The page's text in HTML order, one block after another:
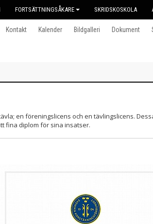
FORTSÄTTNINGSÅKARE SKRIDSKOSKOLA
Kontakt Kalender Bildgalleri Dokument
en föreningslicens och en tävlingslicens.
fina diplom för sina insatser.